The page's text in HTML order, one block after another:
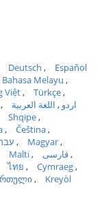
Deutsch
Español
Bahasa Melayu
Việt
Türkçe
اردو
اللغة العربية
Shqipe
Čeština
Magyar
Malti
فارسی
ไทย
Cymraeg
Kreyòl